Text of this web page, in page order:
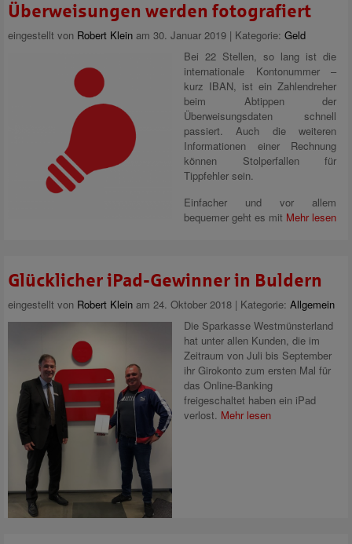
Überweisungen werden fotografiert
eingestellt von Robert Klein am 30. Januar 2019 | Kategorie: Geld
Bei 22 Stellen, so lang ist die
internationale Kontonummer –
kurz IBAN, ist ein Zahlendreher
beim Abtippen der
Überweisungsdaten schnell
passiert. Auch die weiteren
Informationen einer Rechnung
können Stolperfallen für
Tippfehler sein.
Einfacher und vor allem
bequemer geht es mit Mehr lesen
Glücklicher iPad-Gewinner in Buldern
eingestellt von Robert Klein am 24. Oktober 2018 | Kategorie: Allgemein
Die Sparkasse Westmünsterland
hat unter allen Kunden, die im
Zeitraum von Juli bis September
ihr Girokonto zum ersten Mal für
das Online-Banking
freigeschaltet haben ein iPad
verlost. Mehr lesen